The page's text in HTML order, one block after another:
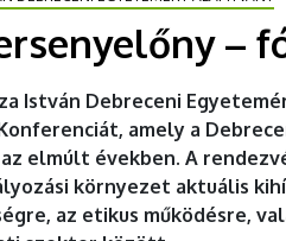
–
István Debreceni
amely a
elmúlt években. A
környezet aktuális
az etikus működésre,